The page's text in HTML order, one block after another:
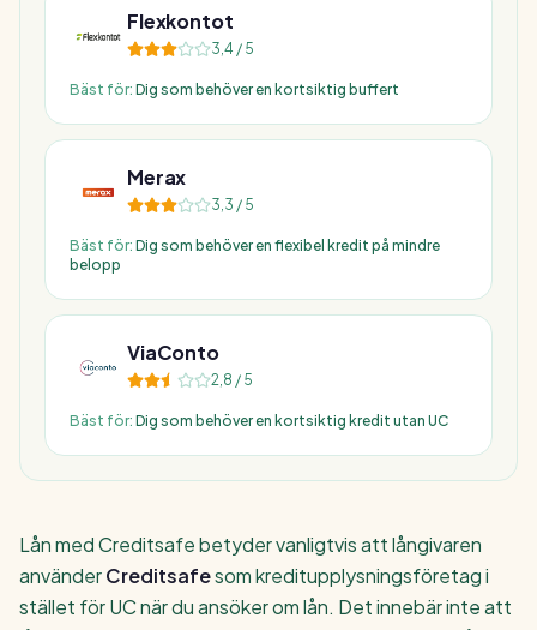
Flexkontot
3,4 / 5
Bäst för: Dig som behöver en kortsiktig buffert
Merax
3,3 / 5
Bäst för: Dig som behöver en flexibel kredit på mindre
belopp
ViaConto
2,8 / 5
Bäst för: Dig som behöver en kortsiktig kredit utan UC
Lån med Creditsafe betyder vanligtvis att långivaren
använderCreditsafesom kreditupplysningsföretag i
stället för UC när du ansöker om lån. Det innebär inte att